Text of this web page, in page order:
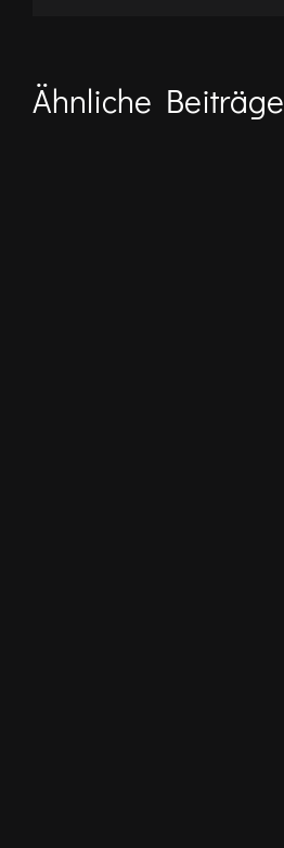
Ähnliche Beiträge